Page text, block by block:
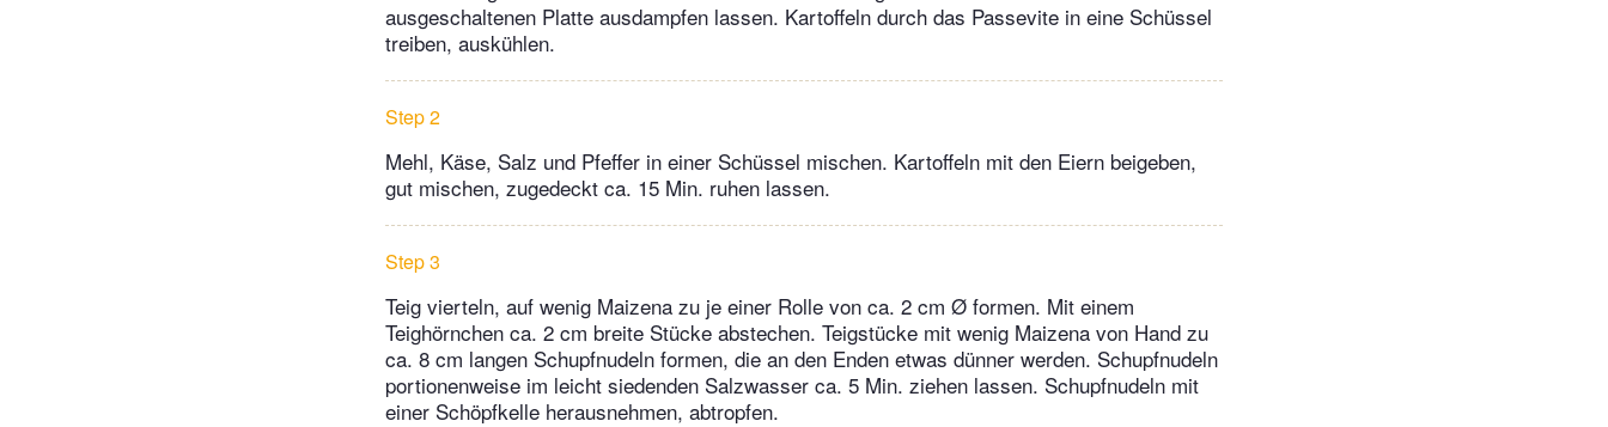
ausgeschaltenen Platte ausdampfen lassen. Kartoffeln durch das Passevite in eine Schüssel
treiben, auskühlen.
Step 2
Mehl, Käse, Salz und Pfeffer in einer Schüssel mischen. Kartoffeln mit den Eiern beigeben,
gut mischen, zugedeckt ca. 15 Min. ruhen lassen.
Step 3
Teig vierteln, auf wenig Maizena zu je einer Rolle von ca. 2 cm Ø formen. Mit einem
Teighörnchen ca. 2 cm breite Stücke abstechen. Teigstücke mit wenig Maizena von Hand zu
ca. 8 cm langen Schupfnudeln formen, die an den Enden etwas dünner werden. Schupfnudeln
portionenweise im leicht siedenden Salzwasser ca. 5 Min. ziehen lassen. Schupfnudeln mit
einer Schöpfkelle herausnehmen, abtropfen.